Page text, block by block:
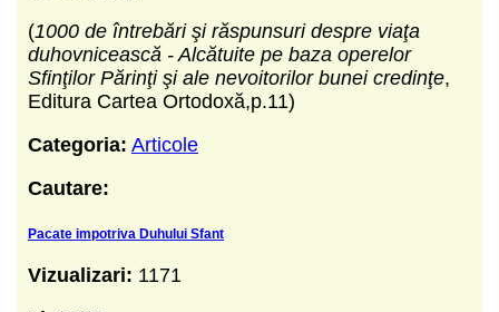
(1000 de întrebări şi răspunsuri despre viaţa
duhovnicească - Alcătuite pe baza operelor
Sfinţilor Părinţi şi ale nevoitorilor bunei credinţe,
Editura Cartea Ortodoxă,p.11)
Categoria: Articole
Cautare:
Pacate impotriva Duhului Sfant
Vizualizari: 1171